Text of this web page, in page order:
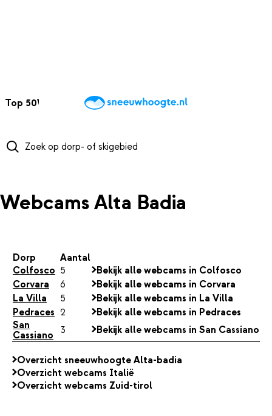
Top 50Webcams WintersportweerKaarten
Webcams Alta Badia
Dorp
Aantal
Colfosco 5
Bekijk alle webcams in Colfosco
Corvara
6
Bekijk alle webcams in Corvara
La Villa
5
Bekijk alle webcams in La Villa
Pedraces 2
Bekijk alle webcams in Pedraces
San
Cassiano
3 Bekijk alle webcams in San Cassiano
Overzicht sneeuwhoogte Alta-badia
Overzicht webcams Italië
Overzicht webcams Zuid-tirol